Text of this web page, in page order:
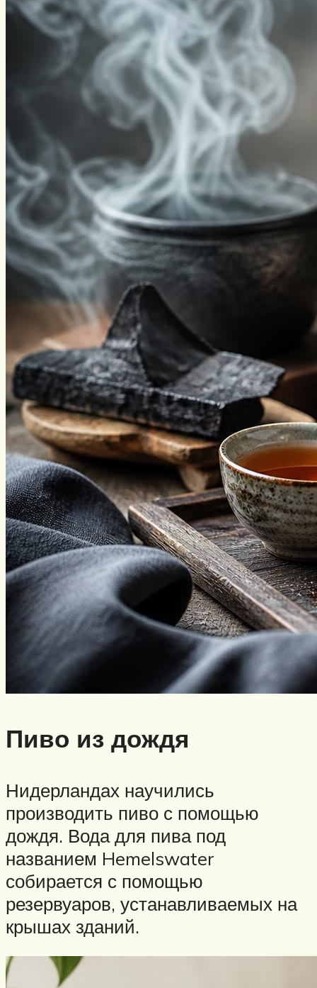
Пиво из дождя
Нидерландах научились
производить пиво с помощью
дождя. Вода для пива под
названием Hemelswater
собирается с помощью
резервуаров, устанавливаемых на
крышах зданий.